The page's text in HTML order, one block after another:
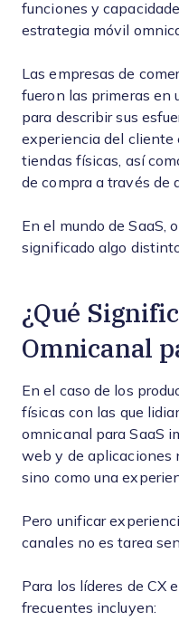
funciones y
estrategia móvil
Las empresas de
fueron las primeras en
para describir sus
experiencia del
tiendas físicas, así
de compra a través de
En el mundo de SaaS,
significado algo
¿Qué
Omnicanal
En el caso de los
físicas con las que
omnicanal para SaaS
web y de aplicaciones
sino como una
Pero unificar
canales no es tarea
Para los líderes de CX
frecuentes incluyen: